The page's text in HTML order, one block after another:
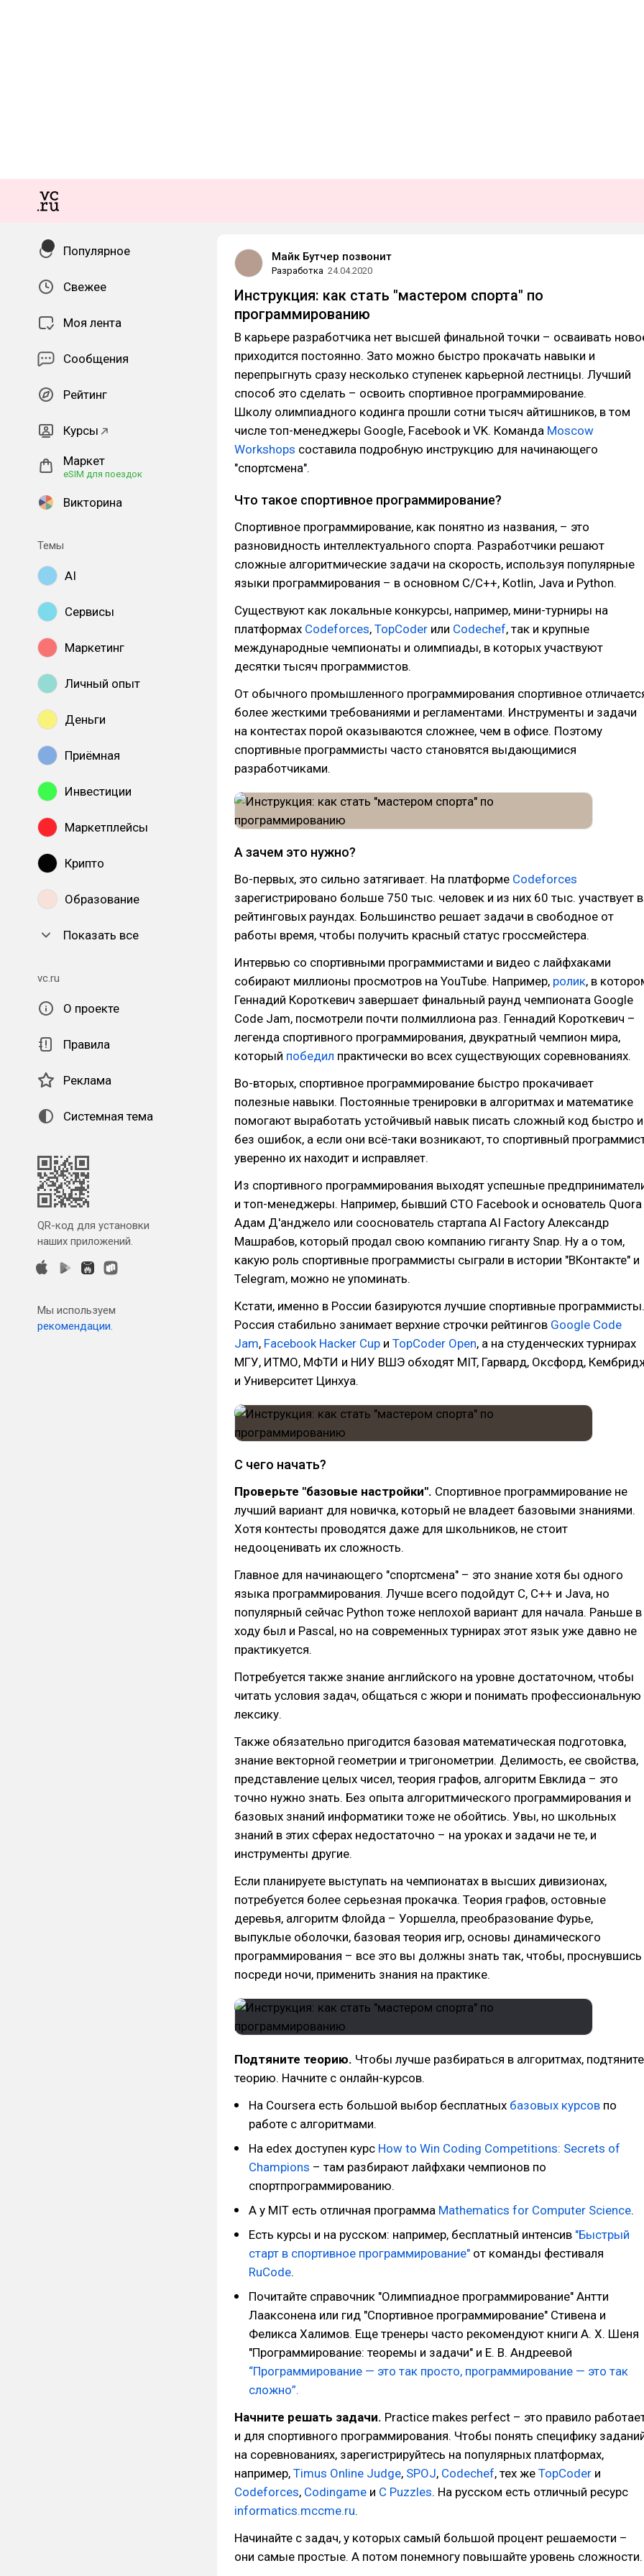
Популярное
Свежее
Моя лента
Сообщения
Рейтинг
Курсы
Маркет
eSIM для поездок
Викторина
Темы
AI
Сервисы
Маркетинг
Личный опыт
Деньги
Приёмная
Инвестиции
Маркетплейсы
Крипто
Образование
Показать все
vc.ru
О проекте
Правила
Реклама
Системная тема
QR-код для установки
наших приложений.
Мы используем
рекомендации.
Майк Бутчер позвонит
Разработка 24.04.2020
Инструкция: как стать "мастером спорта" по
программированию
В карьере разработчика нет высшей финальной точки – осваивать
приходится постоянно. Зато можно быстро прокачать навыки и
перепрыгнуть сразу несколько ступенек карьерной лестницы. Лучший
способ это сделать – освоить спортивное программирование.
Школу олимпиадного кодинга прошли сотни тысяч айтишников, в том
числе топ-менеджеры Google, Facebook и VK. Команда Moscow
Workshops составила подробную инструкцию для начинающего
"спортсмена".
Что такое спортивное программирование?
Спортивное программирование, как понятно из названия, – это
разновидность интеллектуального спорта. Разработчики решают
сложные алгоритмические задачи на скорость, используя популярные
языки программирования – в основном C/C++, Kotlin, Java и Python.
Существуют как локальные конкурсы, например, мини-турниры на
платформах Codeforces, TopCoder или Codechef, так и крупные
международные чемпионаты и олимпиады, в которых участвуют
десятки тысяч программистов.
От обычного промышленного программирования спортивное
более жесткими требованиями и регламентами. Инструменты и задачи
на контестах порой оказываются сложнее, чем в офисе. Поэтому
спортивные программисты часто становятся выдающимися
разработчиками.
А зачем это нужно?
Во-первых, это сильно затягивает. На платформе Codeforces
зарегистрировано больше 750 тыс. человек и из них 60 тыс. участвует в
рейтинговых раундах. Большинство решает задачи в свободное от
работы время, чтобы получить красный статус гроссмейстера.
Интервью со спортивными программистами и видео с лайфхаками
собирают миллионы просмотров на YouTube. Например, ролик, в
Геннадий Короткевич завершает финальный раунд чемпионата Google
Code Jam, посмотрели почти полмиллиона раз. Геннадий Короткевич –
легенда спортивного программирования, двукратный чемпион мира,
который победил практически во всех существующих соревнованиях.
Во-вторых, спортивное программирование быстро прокачивает
полезные навыки. Постоянные тренировки в алгоритмах и математике
помогают выработать устойчивый навык писать сложный код быстро и
без ошибок, а если они всё-таки возникают, то спортивный
уверенно их находит и исправляет.
Из спортивного программирования выходят успешные
и топ-менеджеры. Например, бывший CTO Facebook и основатель Quora
Адам Д'анджело или сооснователь стартапа AI Factory Александр
Машрабов, который продал свою компанию гиганту Snap. Ну а о том,
какую роль спортивные программисты сыграли в истории "ВКонтакте" и
Telegram, можно не упоминать.
Кстати, именно в России базируются лучшие спортивные программисты.
Россия стабильно занимает верхние строчки рейтингов Google Code
Jam, Facebook Hacker Cup и TopCoder Open, а на студенческих турнирах
МГУ, ИТМО, МФТИ и НИУ ВШЭ обходят MIT, Гарвард, Оксфорд,
и Университет Цинхуа.
С чего начать?
Проверьте "базовые настройки". Спортивное программирование не
лучший вариант для новичка, который не владеет базовыми знаниями.
Хотя контесты проводятся даже для школьников, не стоит
недооценивать их сложность.
Главное для начинающего "спортсмена" – это знание хотя бы одного
языка программирования. Лучше всего подойдут С, С++ и Java, но
популярный сейчас Python тоже неплохой вариант для начала. Раньше в
ходу был и Pascal, но на современных турнирах этот язык уже давно не
практикуется.
Потребуется также знание английского на уровне достаточном, чтобы
читать условия задач, общаться с жюри и понимать профессиональную
лексику.
Также обязательно пригодится базовая математическая подготовка,
знание векторной геометрии и тригонометрии. Делимость, ее свойства,
представление целых чисел, теория графов, алгоритм Евклида – это
точно нужно знать. Без опыта алгоритмического программирования и
базовых знаний информатики тоже не обойтись. Увы, но школьных
знаний в этих сферах недостаточно – на уроках и задачи не те, и
инструменты другие.
Если планируете выступать на чемпионатах в высших дивизионах,
потребуется более серьезная прокачка. Теория графов, остовные
деревья, алгоритм Флойда – Уоршелла, преобразование Фурье,
выпуклые оболочки, базовая теория игр, основы динамического
программирования – все это вы должны знать так, чтобы, проснувшись
посреди ночи, применить знания на практике.
Подтяните теорию. Чтобы лучше разбираться в алгоритмах, подтяните
теорию. Начните с онлайн-курсов.
На Coursera есть большой выбор бесплатных базовых курсов по
работе с алгоритмами.
На edex доступен курс How to Win Coding Competitions: Secrets of
Champions – там разбирают лайфхаки чемпионов по
спортпрограммированию.
А у MIT есть отличная программа Mathematics for Computer Science.
Есть курсы и на русском: например, бесплатный интенсив "Быстрый
старт в спортивное программирование" от команды фестиваля
RuCode.
Почитайте справочник "Олимпиадное программирование" Антти
Лааксонена или гид "Спортивное программирование" Стивена и
Феликса Халимов. Еще тренеры часто рекомендуют книги А. Х. Шеня
"Программирование: теоремы и задачи" и Е. В. Андреевой
“Программирование — это так просто, программирование — это так
сложно”.
Начните решать задачи. Practice makes perfect – это правило
и для спортивного программирования. Чтобы понять специфику
на соревнованиях, зарегистрируйтесь на популярных платформах,
например, Timus Online Judge, SPOJ, Codechef, тех же TopCoder и
Codeforces, Codingame и C Puzzles. На русском есть отличный ресурс
informatics.mccme.ru.
Начинайте с задач, у которых самый большой процент решаемости –
они самые простые. А потом понемногу повышайте уровень сложности.